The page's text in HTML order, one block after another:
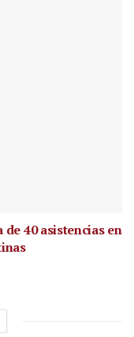
40 asistencias en